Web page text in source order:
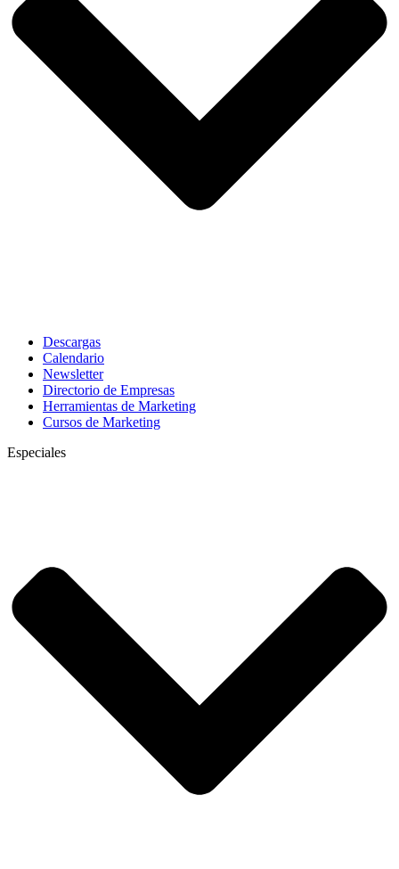
Descargas
Calendario
Newsletter
Directorio de Empresas
Herramientas de Marketing
Cursos de Marketing
Especiales